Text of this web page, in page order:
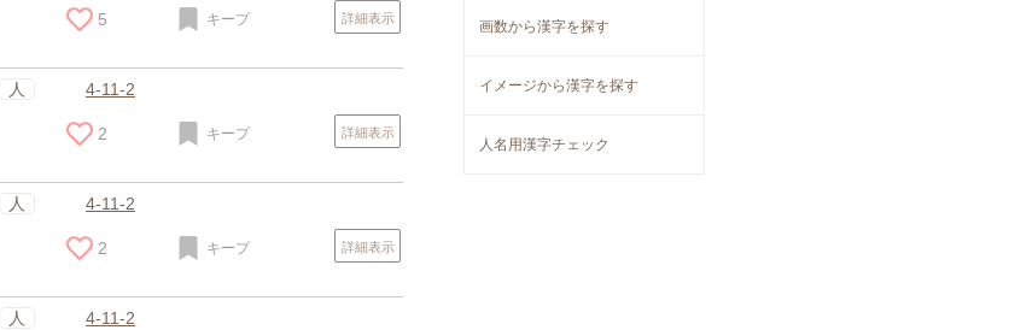
5 キープ 詳細表示
人 4-11-2
2 キープ 詳細表示
人 4-11-2
2 キープ 詳細表示
人 4-11-2
画数から漢字を探す
イメージから漢字を探す
人名用漢字チェック